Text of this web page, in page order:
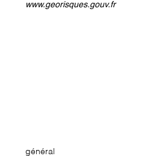
www.georisques.gouv.fr
général